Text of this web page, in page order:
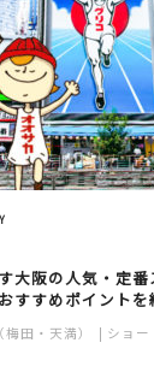
大阪の人気・定
すすめポイントを
梅田・天満） ショー